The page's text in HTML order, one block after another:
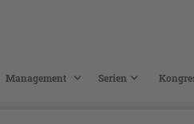
Management Serien